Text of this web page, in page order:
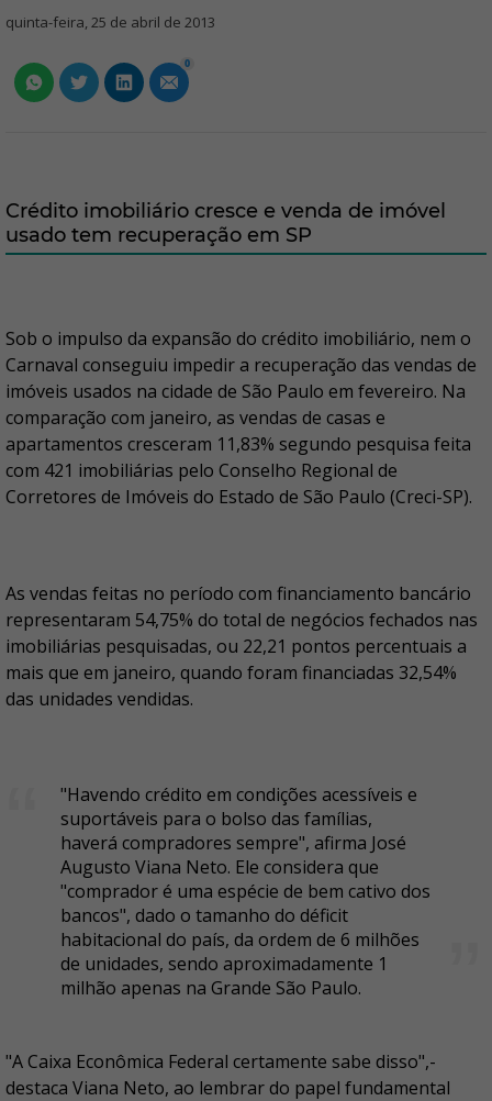
quinta-feira, 25 de abril de 2013
0
Crédito imobiliário cresce e venda de imóvel
usado tem recuperação em SP
Sob o impulso da expansão do crédito imobiliário, nem o
Carnaval conseguiu impedir a recuperação das vendas de
imóveis usados na cidade de São Paulo em fevereiro. Na
comparação com janeiro, as vendas de casas e
apartamentos cresceram 11,83% segundo pesquisa feita
com 421 imobiliárias pelo Conselho Regional de
Corretores de Imóveis do Estado de São Paulo (Creci-SP).
As vendas feitas no período com financiamento bancário
representaram 54,75% do total de negócios fechados nas
imobiliárias pesquisadas, ou 22,21 pontos percentuais a
mais que em janeiro, quando foram financiadas 32,54%
das unidades vendidas.
"Havendo crédito em condições acessíveis e
suportáveis para o bolso das famílias,
haverá compradores sempre", afirma José
Augusto Viana Neto. Ele considera que
"comprador é uma espécie de bem cativo dos
bancos", dado o tamanho do déficit
habitacional do país, da ordem de 6 milhões
de unidades, sendo aproximadamente 1
milhão apenas na Grande São Paulo.
"A Caixa Econômica Federal certamente sabe disso",-
destaca Viana Neto, ao lembrar do papel fundamental